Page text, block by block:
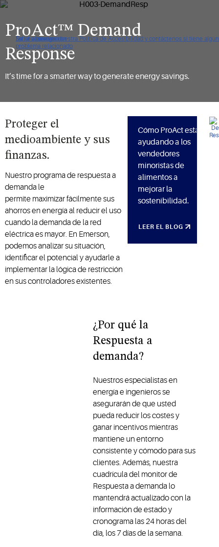
De clic para ver nuestra Política de Accesibilidad y contáctenos si tiene algún
problema relacionado
Saltar a navegación
Saltar al contenido
Saltar a buscar
ProAct™ Demand
Response
It’s time for a smarter way to generate energy savings.
Proteger el
medioambiente y sus
finanzas.
Nuestro programa de respuesta a
demanda le
permite maximizar fácilmente sus
ahorros en energía al reducir el uso
cuando la demanda de la red
eléctrica es mayor. En Emerson,
podemos analizar su situación,
identificar el potencial y ayudarle a
implementar la lógica de restricción
en sus controladores existentes.
Cómo ProAct está
ayudando a los
vendedores
minoristas de
alimentos a
mejorar la
sostenibilidad.
LEER EL BLOG
¿Por qué la
Respuesta a
demanda?
Nuestros especialistas en
energía e ingenieros se
asegurarán de que usted
pueda reducir los costes y
ganar incentivos mientras
mantiene un entorno
consistente y cómodo para sus
clientes. Además, nuestra
cuadrícula del monitor de
Respuesta a demanda lo
mantendrá actualizado con la
información de estado y
cronograma las 24 horas del
día, los 7 días de la semana.